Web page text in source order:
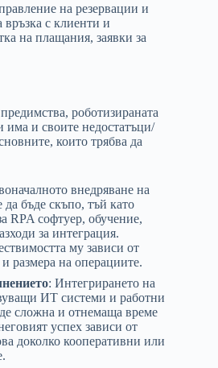
на резервации и
връзка с клиенти и
на плащания, заявки за
роботизираната
има и своите недостатъци/
които трябва да
внедряване на
бъде скъпо, тъй като
RPA софтуер, обучение,
за интеграция.
му зависи от
размера на операциите.
: Интегрирането на
ИТ системи и работни
сложна и отнемаща време
успех зависи от
доколко кооперативни или